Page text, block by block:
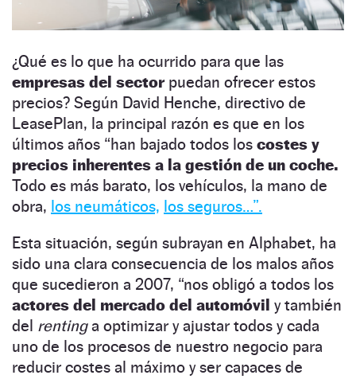
¿Qué es lo que ha ocurrido para que las
empresas del sectorpuedan ofrecer estos
precios? Según David Henche, directivo de
LeasePlan, la principal razón es que en los
últimos años “han bajado todos los costes y
precios inherentes a la gestión de un coche.
Todo es más barato, los vehículos, la mano de
obra, los neumáticos, los seguros…”.
Esta situación, según subrayan en Alphabet, ha
sido una clara consecuencia de los malos años
que sucedieron a 2007, “nos obligó a todos los
actores del mercado del automóvil y también
del rentinga optimizar y ajustar todos y cada
uno de los procesos de nuestro negocio para
reducir costes al máximo y ser capaces de